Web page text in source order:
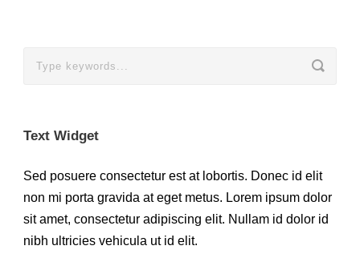
Text Widget
Sed posuere consectetur est at lobortis. Donec id elit
non mi porta gravida at eget metus. Lorem ipsum dolor
sit amet, consectetur adipiscing elit. Nullam id dolor id
nibh ultricies vehicula ut id elit.